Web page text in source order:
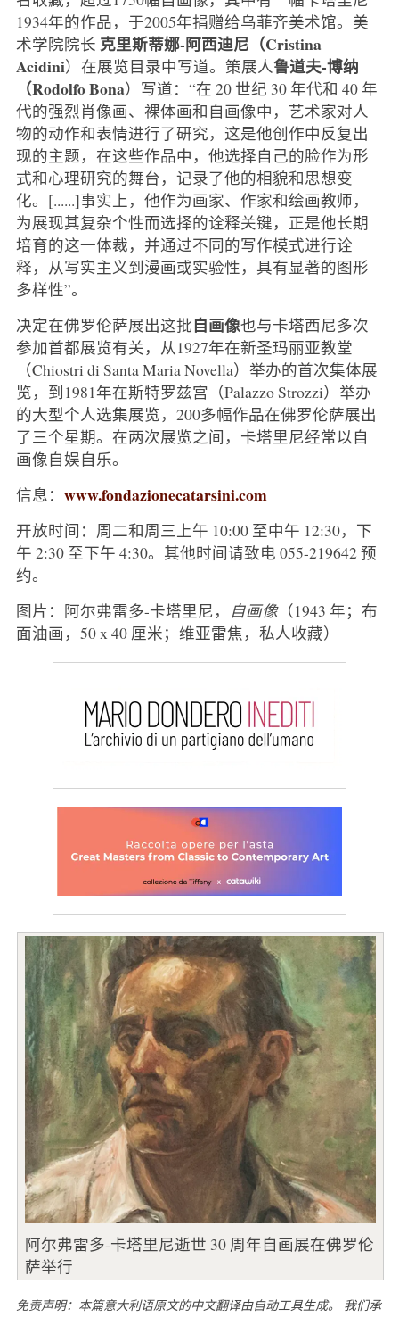
1934年的作品，于2005年捐赠给乌菲齐美术馆。美
术学院院长 克里斯蒂娜-阿西迪尼（Cristina
Acidini）在展览目录中写道。策展人鲁道夫-博纳
（Rodolfo Bona）写道：“在 20 世纪 30 年代和 40 年
代的强烈肖像画、裸体画和自画像中，艺术家对人
物的动作和表情进行了研究，这是他创作中反复出
现的主题，在这些作品中，他选择自己的脸作为形
式和心理研究的舞台，记录了他的相貌和思想变
化。[......]事实上，他作为画家、作家和绘画教师，
为展现其复杂个性而选择的诠释关键，正是他长期
培育的这一体裁，并通过不同的写作模式进行诠
释，从写实主义到漫画或实验性，具有显著的图形
多样性”。
决定在佛罗伦萨展出这批自画像也与卡塔西尼多次
参加首都展览有关，从1927年在新圣玛丽亚教堂
（Chiostri di Santa Maria Novella）举办的首次集体展
览，到1981年在斯特罗兹宫（Palazzo Strozzi）举办
的大型个人选集展览，200多幅作品在佛罗伦萨展出
了三个星期。在两次展览之间，卡塔里尼经常以自
画像自娱自乐。
信息： www.fondazionecatarsini.com
开放时间：周二和周三上午 10:00 至中午 12:30，下
午 2:30 至下午 4:30。其他时间请致电 055-219642 预
约。
图片：阿尔弗雷多-卡塔里尼，
自画像（1943 年；布
面油画，50 x 40 厘米；维亚雷焦，私人收藏）
阿尔弗雷多-卡塔里尼逝世 30 周年自画展在佛罗伦
萨举行
免责声明：本篇意大利语原文的中文翻译由自动工具生成。 我们承